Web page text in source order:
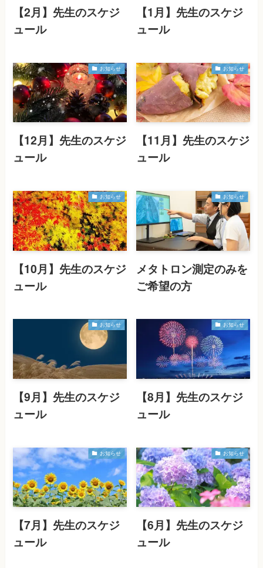
【2月】先生のスケジ
ュール
【1月】先生のスケジ
ュール
お知らせ
【12月】先生のスケジ
ュール
お知らせ
【11月】先生のスケジ
ュール
お知らせ
【10月】先生のスケジ
ュール
お知らせ
メタトロン測定のみを
ご希望の方
お知らせ
【9月】先生のスケジ
ュール
お知らせ
【8月】先生のスケジ
ュール
お知らせ
【7月】先生のスケジ
ュール
お知らせ
【6月】先生のスケジ
ュール